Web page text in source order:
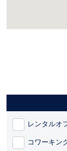
レンタルオ
コワーキン